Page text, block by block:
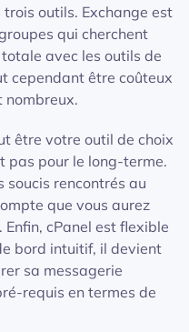
outils. Exchange est
qui cherchent
avec les outils de
cependant être coûteux
nombreux.
être votre outil de choix
pas pour le long-terme.
soucis rencontrés au
que vous aurez
Enfin, cPanel est flexible
bord intuitif, il devient
sa messagerie
requis en termes de